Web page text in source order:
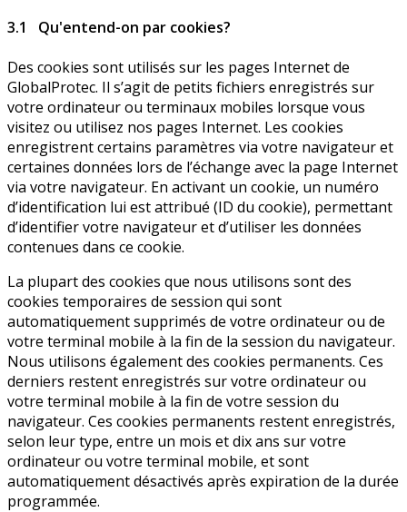
3.1 Qu'entend-on par cookies?
Des cookies sont utilisés sur les pages Internet de
GlobalProtec. Il s’agit de petits fichiers enregistrés sur
votre ordinateur ou terminaux mobiles lorsque vous
visitez ou utilisez nos pages Internet. Les cookies
enregistrent certains paramètres via votre navigateur et
certaines données lors de l’échange avec la page Internet
via votre navigateur. En activant un cookie, un numéro
d’identification lui est attribué (ID du cookie), permettant
d’identifier votre navigateur et d’utiliser les données
contenues dans ce cookie.
La plupart des cookies que nous utilisons sont des
cookies temporaires de session qui sont
automatiquement supprimés de votre ordinateur ou de
votre terminal mobile à la fin de la session du navigateur.
Nous utilisons également des cookies permanents. Ces
derniers restent enregistrés sur votre ordinateur ou
votre terminal mobile à la fin de votre session du
navigateur. Ces cookies permanents restent enregistrés,
selon leur type, entre un mois et dix ans sur votre
ordinateur ou votre terminal mobile, et sont
automatiquement désactivés après expiration de la durée
programmée.